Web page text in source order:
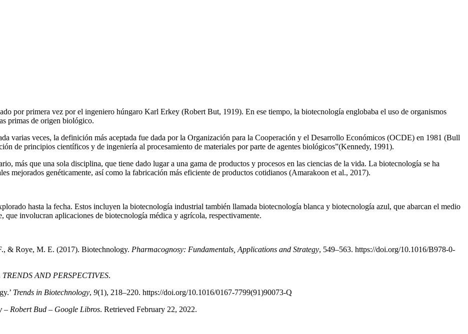
por primera vez por el ingeniero húngaro Karl Erkey (Robert But, 1919). En ese tiempo, la biotecnología englobaba el uso de organismos
primas de origen biológico.
varias veces, la definición más aceptada fue dada por la Organización para la Cooperación y el Desarrollo Económicos (OCDE) en 1981 (Bull
de principios científicos y de ingeniería al procesamiento de materiales por parte de agentes biológicos”(Kennedy, 1991).
más que una sola disciplina, que tiene dado lugar a una gama de productos y procesos en las ciencias de la vida. La biotecnología se ha
mejorados genéticamente, así como la fabricación más eficiente de productos cotidianos (Amarakoon et al., 2017).
hasta la fecha. Estos incluyen la biotecnología industrial también llamada biotecnología blanca y biotecnología azul, que abarcan el medio
involucran aplicaciones de biotecnología médica y agrícola, respectivamente.
& Roye, M. E. (2017). Biotechnology. Pharmacognosy: Fundamentals, Applications and Strategy, 549–563. https://doi.org/10.1016/B978-0-
AND PERSPECTIVES.
Trends in Biotechnology, 9(1), 218–220. https://doi.org/10.1016/0167-7799(91)90073-Q
– Robert Bud – Google Libros. Retrieved February 22, 2022.